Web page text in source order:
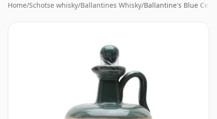
Home/Schotse whisky/Ballantines Whisky/Ballantine's Blue